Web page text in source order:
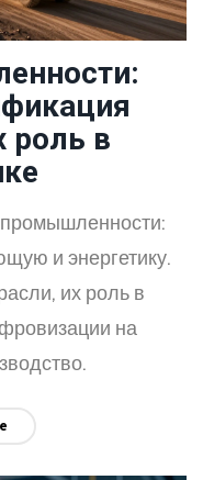
роль в
и энергетику.
их роль в
на